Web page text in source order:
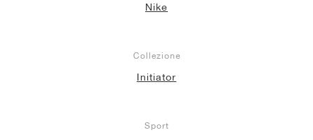
Nike
Collezione
Initiator
Sport